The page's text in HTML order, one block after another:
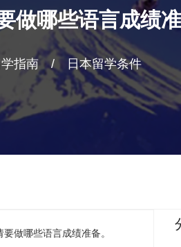
做哪些语言成绩
指南 / 日本留学条件
要做哪些语言成绩准备。